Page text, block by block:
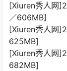
[Xiuren秀人网
／606MB]
[Xiuren秀人网
625MB]
[Xiuren秀人网
682MB]